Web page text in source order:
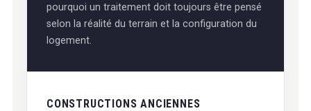
pourquoi un traitement doit toujours être pensé
selon la réalité du terrain et la configuration du
logement.
CONSTRUCTIONS ANCIENNES